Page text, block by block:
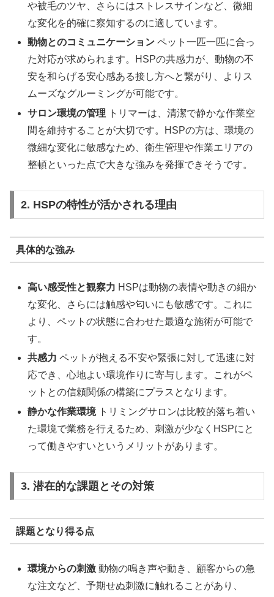
や被毛のツヤ、さらにはストレスサインなど、微細
な変化を的確に察知するのに適しています。
動物とのコミュニケーション ペット一匹一匹に合っ
た対応が求められます。HSPの共感力が、動物の不
安を和らげる安心感ある接し方へと繋がり、よりス
ムーズなグルーミングが可能です。
サロン環境の管理 トリマーは、清潔で静かな作業空
間を維持することが大切です。HSPの方は、環境の
微細な変化に敏感なため、衛生管理や作業エリアの
整頓といった点で大きな強みを発揮できそうです。
2. HSPの特性が活かされる理由
具体的な強み
高い感受性と観察力 HSPは動物の表情や動きの細か
な変化、さらには触感や匂いにも敏感です。これに
より、ペットの状態に合わせた最適な施術が可能で
す。
共感力 ペットが抱える不安や緊張に対して迅速に対
応でき、心地よい環境作りに寄与します。これがペ
ットとの信頼関係の構築にプラスとなります。
静かな作業環境トリミングサロンは比較的落ち着い
た環境で業務を行えるため、刺激が少なくHSPにと
って働きやすいというメリットがあります。
3. 潜在的な課題とその対策
課題となり得る点
環境からの刺激 動物の鳴き声や動き、顧客からの急
な注文など、予期せぬ刺激に触れることがあり、